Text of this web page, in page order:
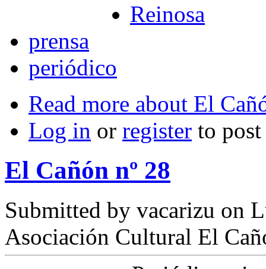
Reinosa
prensa
periódico
Read more about El
Log in or register to
El Cañón nº 28
Submitted by vacarizu on
Asociación Cultural El